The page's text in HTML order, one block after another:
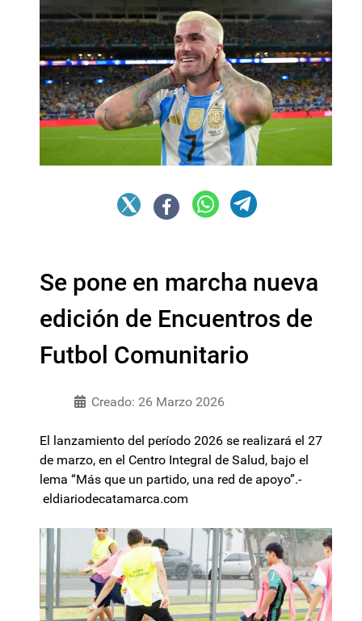
Se pone en marcha nueva
edición de Encuentros de
Futbol Comunitario
Creado: 26 Marzo 2026
El lanzamiento del período 2026 se realizará el 27
de marzo, en el Centro Integral de Salud, bajo el
lema “Más que un partido, una red de apoyo”.-
eldiariodecatamarca.com